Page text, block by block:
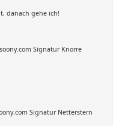
danach gehe ich!
Signatur Knorre
Signatur Netterstern